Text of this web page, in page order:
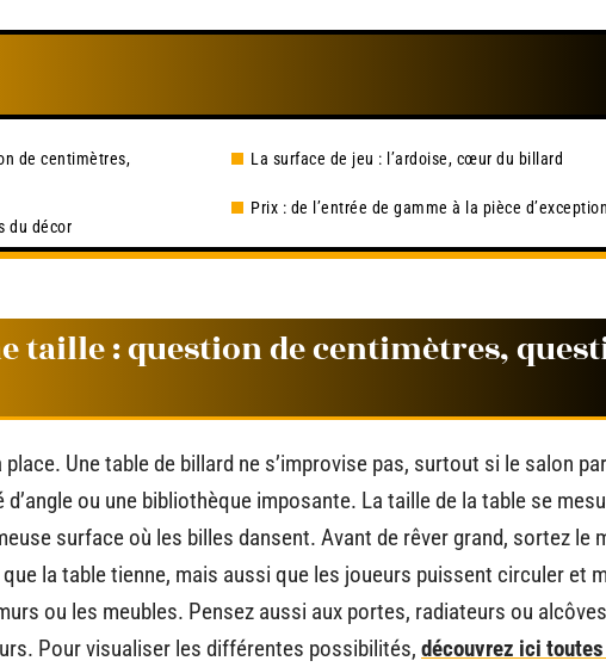
de centimètres,
du décor
La surface de jeu : l’ardoise, cœur du billard
Prix : de l’entrée de gamme à la pièce d’exception
taille : question de centimètres,
Une table de billard ne s’improvise pas, surtout si le salon
d’angle ou une bibliothèque imposante. La taille de la table se
surface où les billes dansent. Avant de rêver grand, sortez le
la table tienne, mais aussi que les joueurs puissent circuler et
ou les meubles. Pensez aussi aux portes, radiateurs ou
Pour visualiser les différentes possibilités, découvrez ici